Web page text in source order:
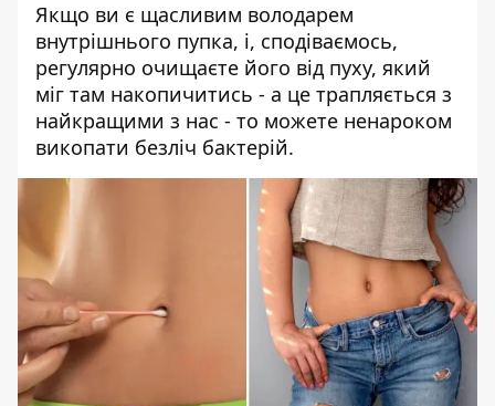
Якщо ви є щасливим володарем
внутрішнього пупка, і, сподіваємось,
регулярно очищаєте його від пуху, який
міг там накопичитись - а це трапляється з
найкращими з нас - то можете ненароком
викопати безліч бактерій.